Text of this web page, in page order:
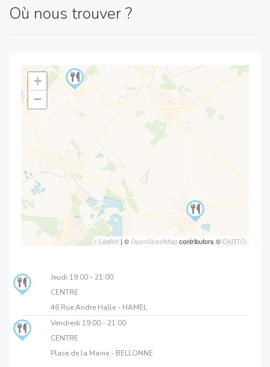
Où nous trouver ?
+
−
Leaflet | ©OpenStreetMapcontributors ©CARTO
Jeudi 19:00 - 21:00
CENTRE
46 Rue Andre Halle - HAMEL
Vendredi 19:00 - 21:00
CENTRE
Place de la Mairie - BELLONNE